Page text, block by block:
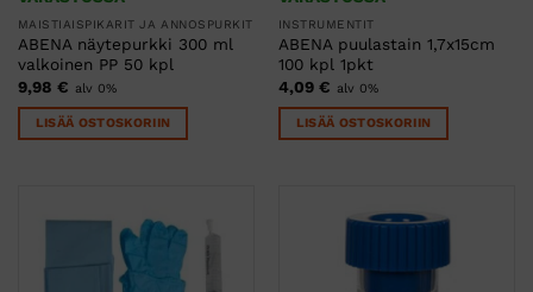
MAISTIAISPIKARIT JA ANNOSPURKIT
ABENA näytepurkki 300 ml
valkoinen PP 50 kpl
9,98 € alv 0%
LISÄÄ OSTOSKORIIN
INSTRUMENTIT
ABENA puulastain 1,7x15cm
100 kpl 1pkt
4,09 € alv 0%
LISÄÄ OSTOSKORIIN